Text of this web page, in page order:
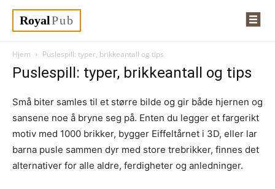
RoyalPub
Hjem Puslespill: typer, brikkeantall og tips
Puslespill: typer, brikkeantall og tips
Små biter samles til et større bilde og gir både hjernen og
sansene noe å bryne seg på. Enten du legger et fargerikt
motiv med 1000 brikker, bygger Eiffeltårnet i 3D, eller lar
barna pusle sammen dyr med store trebrikker, finnes det
alternativer for alle aldre, ferdigheter og anledninger.